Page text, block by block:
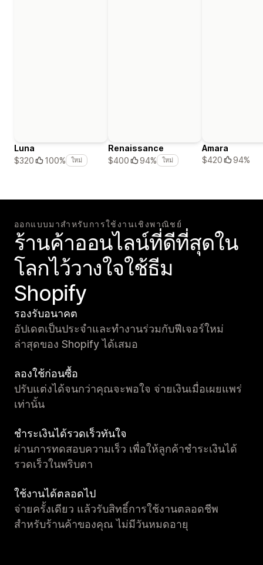
Luna
$320
100% ใหม่
Renaissance
$400
94% ใหม่
Amara
$420
94%
ออกแบบมาสำหรับการใช้งานเชิงพาณิชย์
ร้านค้าออนไลน์ที่ดีที่สุดใน
โลกไว้วางใจใช้ธีม
Shopify
รองรับอนาคต
อัปเดตเป็นประจำและทำงานร่วมกับฟีเจอร์ใหม่
ล่าสุดของ Shopify ได้เสมอ
ลองใช้ก่อนซื้อ
ปรับแต่งได้จนกว่าคุณจะพอใจ จ่ายเงินเมื่อเผยแพร่
เท่านั้น
ชำระเงินได้รวดเร็วทันใจ
ผ่านการทดสอบความเร็ว เพื่อให้ลูกค้าชำระเงินได้
รวดเร็วในพริบตา
ใช้งานได้ตลอดไป
จ่ายครั้งเดียว แล้วรับสิทธิ์การใช้งานตลอดชีพ
สำหรับร้านค้าของคุณ ไม่มีวันหมดอายุ